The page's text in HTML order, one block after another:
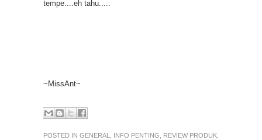
tempe....eh tahu.....
~MissAnt~
POSTED IN GENERAL INFO PENTING REVIEW PRODUK